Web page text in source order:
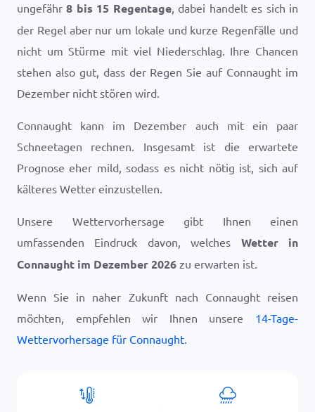
ungefähr8 bis 15 Regentage, dabei handelt es sich in
der Regel aber nur um lokale und kurze Regenfälle und
nicht um Stürme mit viel Niederschlag. Ihre Chancen
stehen also gut, dass der Regen Sie auf Connaught im
Dezember nicht stören wird.
Connaught kann im Dezember auch mit ein paar
Schneetagen rechnen. Insgesamt ist die erwartete
Prognose eher mild, sodass es nicht nötig ist, sich auf
kälteres Wetter einzustellen.
Unsere Wettervorhersage gibt Ihnen einen
umfassenden Eindruck davon, welches Wetter in
Connaught im Dezember 2026 zu erwarten ist.
Wenn Sie in naher Zukunft nach Connaught reisen
möchten, empfehlen wir Ihnen unsere 14-Tage-
Wettervorhersage für Connaught.